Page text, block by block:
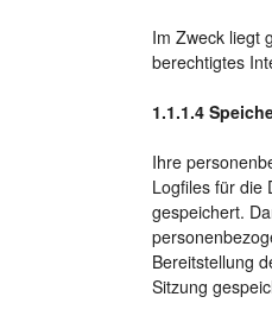
Im Zweck liegt
berechtigtes
Ihre
Logfiles für die
gespeichert.
Bereitstellung
Sitzung